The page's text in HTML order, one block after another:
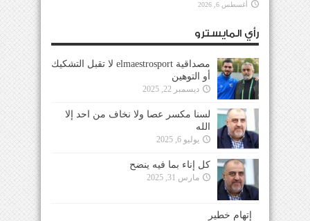
أغسطس 6, 2026
رأي المايسترو
مصداقية elmaestrosport لا تقبل التشكيك
أو التوهين
ديسمبر 22, 2025
لسنا مكسر عصا ولا نخاف من احد إلا
الله
يوليو 6, 2025
كل إناء بما فيه ينضح
مارس 31, 2025
إتهام خطير